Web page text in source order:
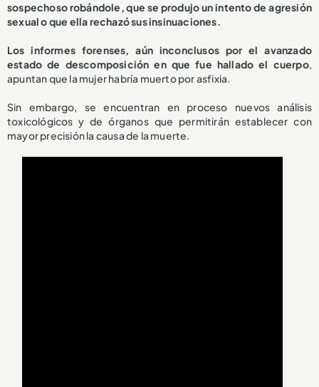
sospechoso robándole, que se produjo un intento de agresión
sexual o que ella rechazó sus insinuaciones.
Los informes forenses, aún inconclusos por el avanzado
estado de descomposición en que fue hallado el cuerpo,
apuntan que la mujer habría muerto por asfixia.
Sin embargo, se encuentran en proceso nuevos análisis
toxicológicos y de órganos que permitirán establecer con
mayor precisión la causa de la muerte.